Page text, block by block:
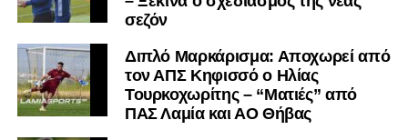
σεζόν
Διπλό Μαρκάρισμα: Αποχωρεί από
τον ΑΠΣ Κηφισσό ο Ηλίας
Τουρκοχωρίτης – “Ματιές” από
ΠΑΣ Λαμία και ΑΟ Θήβας